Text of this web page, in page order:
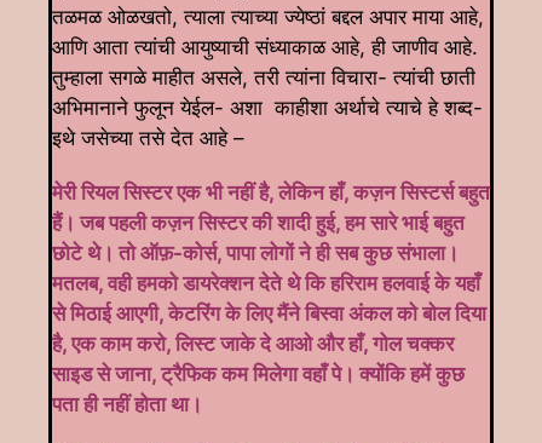
तळमळ ओळखतो, त्याला त्याच्या ज्येष्ठां बद्दल अपार माया आहे,
आणि आता त्यांची आयुष्याची संध्याकाळ आहे, ही जाणीव आहे.
तुम्हाला सगळे माहीत असले, तरी त्यांना विचारा- त्यांची छाती
अभिमानाने फुलून येईल- अशा काहीशा अर्थाचे त्याचे हे शब्द-
इथे जसेच्या तसे देत आहे –
मेरी रियल सिस्टर एक भी नहीं है, लेकिन हाँ, कज़न सिस्टर्स बहुत
हैं। जब पहली कज़न सिस्टर की शादी हुई, हम सारे भाई बहुत
छोटे थे। तो ऑफ़-कोर्स, पापा लोगों ने ही सब कुछ संभाला।
मतलब, वही हमको डायरेक्शन देते थे कि हरिराम हलवाई के यहाँ
से मिठाई आएगी, केटरिंग के लिए मैंने बिस्वा अंकल को बोल दिया
है, एक काम करो, लिस्ट जाके दे आओ और हाँ, गोल चक्कर
साइड से जाना, ट्रैफिक कम मिलेगा वहाँ पे। क्योंकि हमें कुछ
पता ही नहीं होता था।